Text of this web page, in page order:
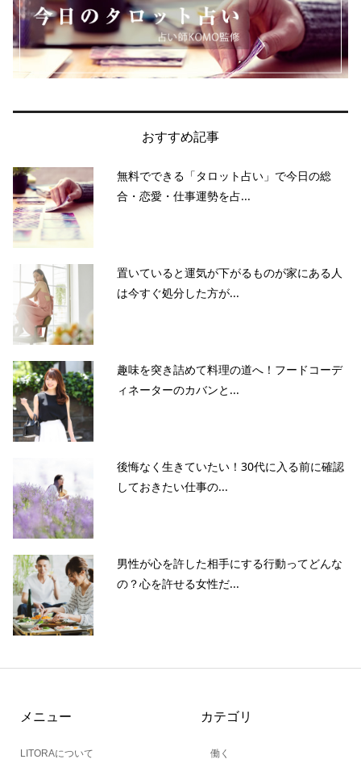
おすすめ記事
無料でできる「タロット占い」で今日の総
合・恋愛・仕事運勢を占...
置いていると運気が下がるものが家にある人
は今すぐ処分した方が...
趣味を突き詰めて料理の道へ！フードコーデ
ィネーターのカバンと...
後悔なく生きていたい！30代に入る前に確認
しておきたい仕事の...
男性が心を許した相手にする行動ってどんな
の？心を許せる女性だ...
メニュー
LITORAについて
カテゴリ
働く